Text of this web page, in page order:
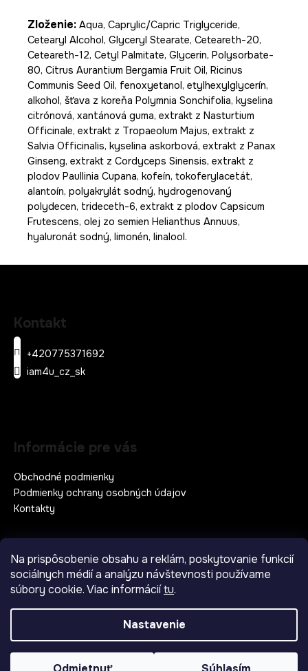
Na prispôsobenie obsahu a reklám, poskytovanie funkcií
sociálnych médií a analýzu návštevnosti používame
súbory cookie. Viac informáciítu.
Nastavenie
Zloženie: Aqua, Caprylic/Capric Triglyceride,
Cetearyl Alcohol, Glyceryl Stearate, Ceteareth-20,
Ceteareth-12, Cetyl Palmitate, Glycerin, Polysorbate-
80, Citrus Aurantium Bergamia Fruit Oil, Ricinus
Communis Seed Oil, fenoxyetanol, etylhexylglycerín,
alkohol, šťava z koreňa Polymnia Sonchifolia, kyselina
citrónová, xantánová guma, extrakt z Nasturtium
Officinale, extrakt z Tropaeolum Majus, extrakt z
Salvia Officinalis, kyselina askorbová, extrakt z Panax
Ginseng, extrakt z Cordyceps Sinensis, extrakt z
plodov Paullinia Cupana, kofeín, tokoferylacetát,
alantoín, polyakrylát sodný, hydrogenovaný
polydecen, trideceth-6, extrakt z plodov Capsicum
Frutescens, olej zo semien Helianthus Annuus,
hyaluronát sodný, limonén, linalool.
Kontakt
+420775371692
iam4u_cz_sk
Informácie pre vás
Obchodné podmienky
Podmienky ochrany osobných údajov
Kontakty
Prijímame online platby
Vytvoril Shoptet| Upravili v